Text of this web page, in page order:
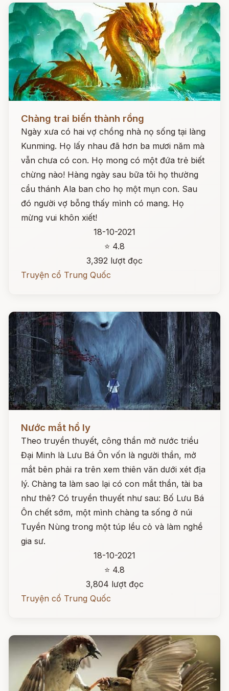
Chàng trai biến thành rồng
Ngày xưa có hai vợ chồng nhà nọ sống tại làng
Kunming. Họ lấy nhau đã hơn ba mươi năm mà
vẫn chưa có con. Họ mong có một đứa trẻ biết
chừng nào! Hàng ngày sau bữa tôi họ thường
cẩu thánh Ala ban cho họ một mụn con. Sau
đó người vợ bỗng thấy mình có mang. Họ
mừng vui khôn xiết!
18-10-2021
⭐ 4.8
3,392 lượt đọc
Truyện cổ Trung Quốc
Nước mắt hồ ly
Theo truyền thuyết, công thần mở nước triều
Đại Minh là Lưu Bá Ôn vốn là người thần, mở
mắt bên phải ra trên xem thiên văn dưới xét địa
lý. Chàng ta làm sao lại có con mắt thần, tài ba
như thê? Có truyền thuyết như sau: Bố Lưu Bá
Ôn chết sớm, một mình chàng ta sống ở núi
Tuyền Nùng trong một túp lều cỏ và làm nghề
gia sư.
18-10-2021
⭐ 4.8
3,804 lượt đọc
Truyện cổ Trung Quốc